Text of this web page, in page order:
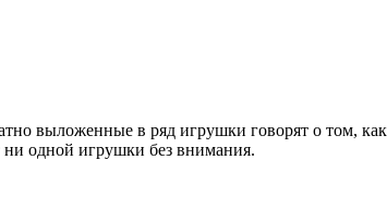
выложенные в ряд игрушки говорят о том,
ни одной игрушки без внимания.